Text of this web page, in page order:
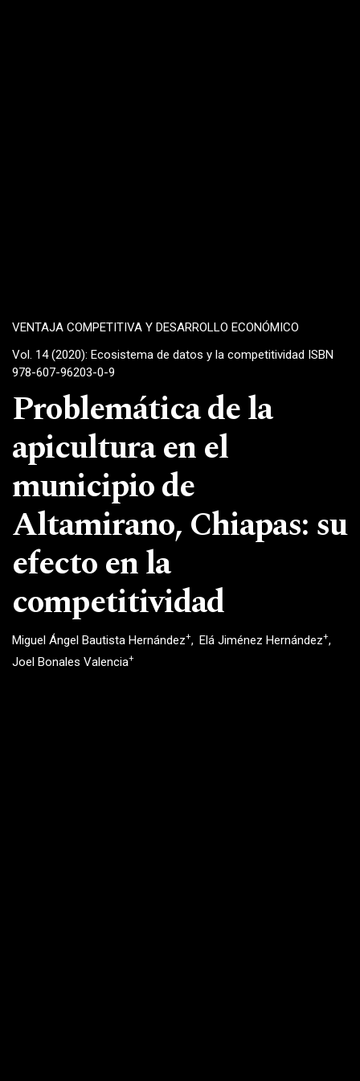
VENTAJA COMPETITIVA Y DESARROLLO ECONÓMICO
Vol. 14 (2020): Ecosistema de datos y la competitividad ISBN
978-607-96203-0-9
Problemática de la
apicultura en el
municipio de
Altamirano, Chiapas: su
efecto en la
competitividad
Miguel Ángel Bautista Hernández+ Elá Jiménez Hernández+
Joel Bonales Valencia+